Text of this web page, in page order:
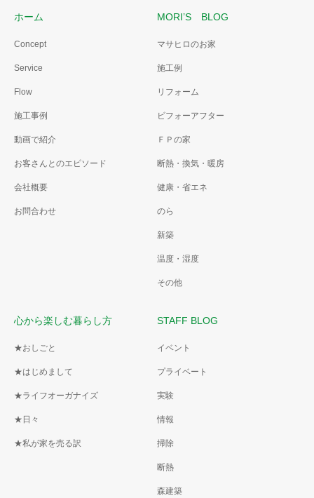
ホーム
Concept
Service
Flow
施工事例
動画で紹介
お客さんとのエピソード
会社概要
お問合わせ
MORI’S BLOG
マサヒロのお家
施工例
リフォーム
ビフォーアフター
ＦＰの家
断熱・換気・暖房
健康・省エネ
のら
新築
温度・湿度
その他
心から楽しむ暮らし方
★おしごと
★はじめまして
★ライフオーガナイズ
★日々
★私が家を売る訳
STAFF BLOG
イベント
プライベート
実験
情報
掃除
断熱
森建築